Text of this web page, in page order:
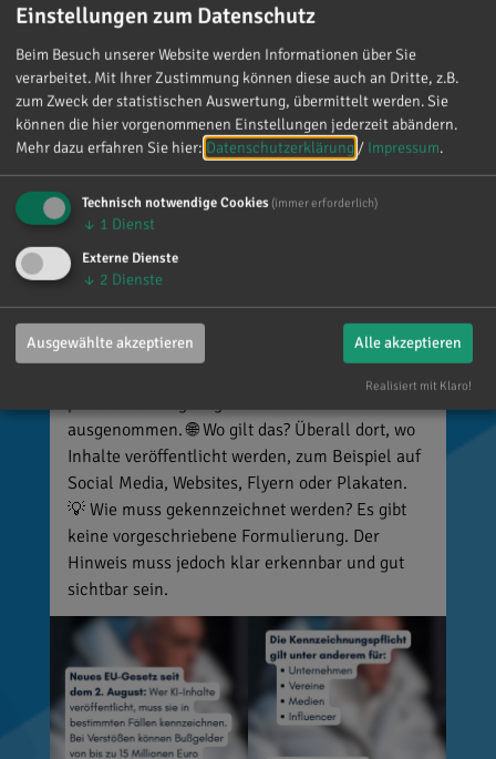
🚨 Neues EU-Gesetz seit dem 2. August! Ab
sofort gelten neue Vorschriften für die
Kennzeichnung bestimmter KI-Inhalte. ⚠️
Wichtig zu wissen: Wer
kennzeichnungspflichtige KI-Inhalte
veröffentlicht und diese nicht entsprechend
kennzeichnet, riskiert Bußgelder von bis zu 15
Millionen Euro. 📌 Was muss gekennzeichnet
manipulierte Inhalte, die echte Personen, Orte
Deepfakes). 👥 Wer ist betroffen? Unternehmen,
Vereine, Medien, Influencer und viele weitere,
die entsprechende Inhalte veröffentlichen. Die
ausgenommen. 🌐 Wo gilt das? Überall dort, wo
Inhalte veröffentlicht werden, zum Beispiel auf
Social Media, Websites, Flyern oder Plakaten.
💡 Wie muss gekennzeichnet werden? Es gibt
keine vorgeschriebene Formulierung. Der
Hinweis muss jedoch klar erkennbar und gut
sichtbar sein.
Einstellungen zum Datenschutz
Beim Besuch unserer Website werden Informationen über Sie
verarbeitet. Mit Ihrer Zustimmung können diese auch an Dritte, z.B.
zum Zweck der statistischen Auswertung, übermittelt werden. Sie
können die hier vorgenommenen Einstellungen jederzeit abändern.
Mehr dazu erfahren Sie hier: Datenschutzerklärung / Impressum.
Technisch notwendige Cookies (immer erforderlich)
↓ 1 Dienst
Externe Dienste
↓ 2 Dienste
Ausgewählte akzeptieren Alle akzeptieren
Realisiert mit Klaro!